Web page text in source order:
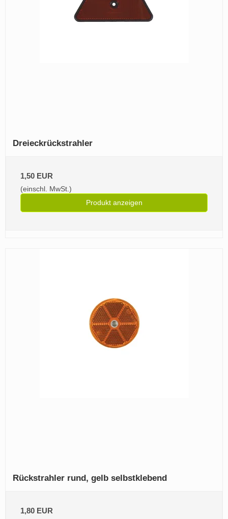
Dreieckrückstrahler
1,50 EUR
(einschl. MwSt.)
Produkt anzeigen
Rückstrahler rund, gelb selbstklebend
1,80 EUR